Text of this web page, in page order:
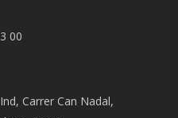
00
Carrer Can Nadal,